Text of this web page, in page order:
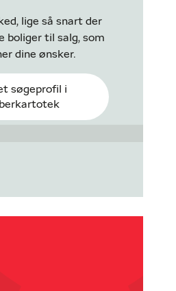
lige så snart der
boliger til salg, som
dine ønsker.
søgeprofil i